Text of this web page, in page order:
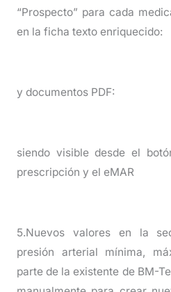
“Prospecto” para cada
en la ficha texto enriquecido:
y documentos PDF:
siendo visible desde el
prescripción y el eMAR
5.Nuevos valores en la
presión arterial mínima,
parte de la existente de BM-